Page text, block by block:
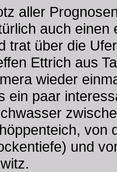
aller
auch einen
trat über die
Ettrich aus
wieder
ein paar
von
und